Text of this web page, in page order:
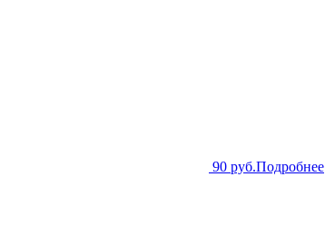
90 руб.Подробнее